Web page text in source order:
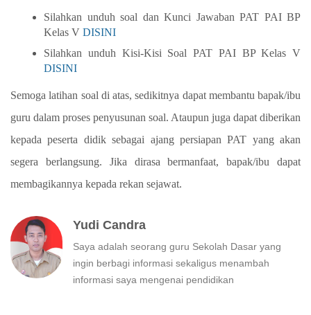
Silahkan unduh soal dan Kunci Jawaban PAT PAI BP
Kelas V DISINI
Silahkan unduh Kisi-Kisi Soal PAT PAI BP Kelas V
DISINI
Semoga latihan soal di atas, sedikitnya dapat membantu bapak/ibu
guru dalam proses penyusunan soal. Ataupun juga dapat diberikan
kepada peserta didik sebagai ajang persiapan PAT yang akan
segera berlangsung. Jika dirasa bermanfaat, bapak/ibu dapat
membagikannya kepada rekan sejawat.
Yudi Candra
Saya adalah seorang guru Sekolah Dasar yang
ingin berbagi informasi sekaligus menambah
informasi saya mengenai pendidikan